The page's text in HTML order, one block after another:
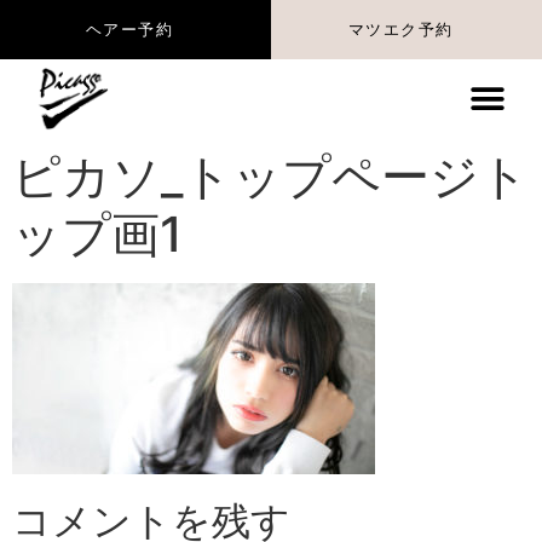
ヘアー予約 マツエク予約
ピカソ_トップページト
ップ画1
コメントを残す